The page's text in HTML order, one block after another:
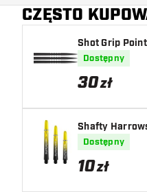
CZĘSTO
Shot Grip
Dostępny
30zł
Shafty
Dostępny
10zł